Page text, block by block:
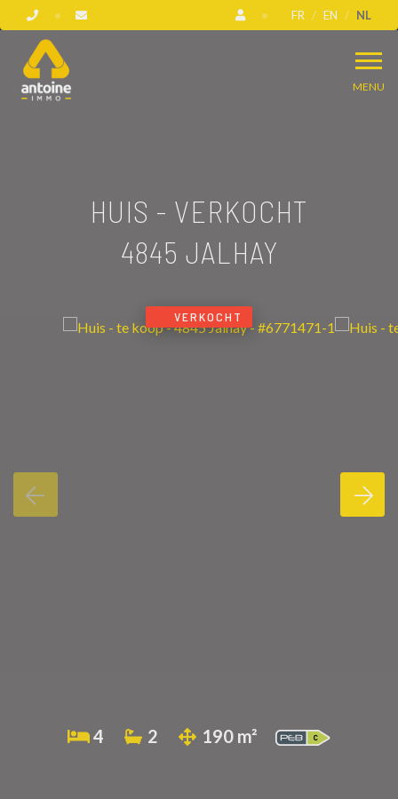
FR EN NL
MENU
HUIS - VERKOCHT
4845 JALHAY
VERKOCHT
4 2 190 m²